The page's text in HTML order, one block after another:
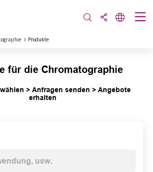
Produkte
für die Chromatographie
> Anfragen senden > Angebote
erhalten